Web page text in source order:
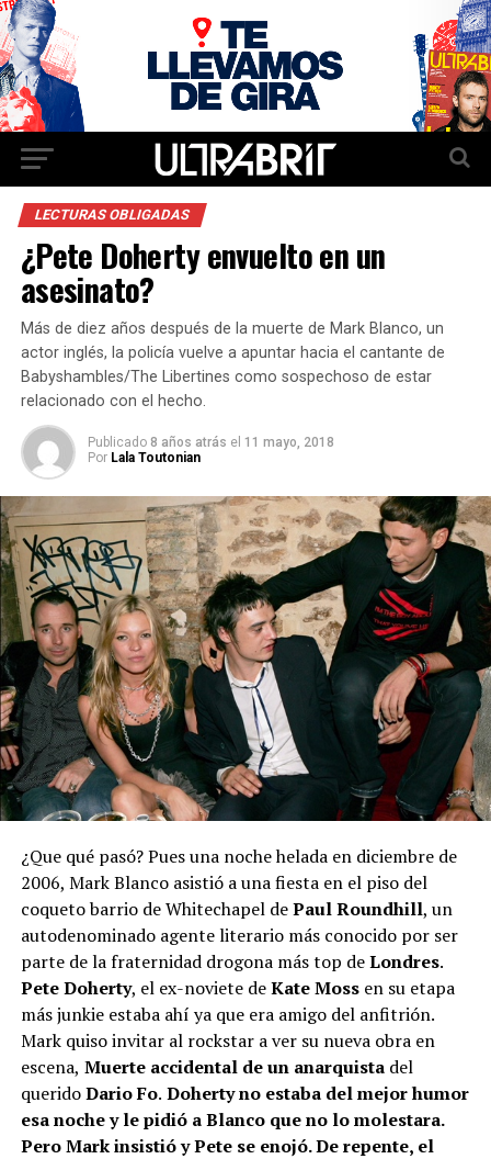
LECTURAS OBLIGADAS
¿Pete Doherty envuelto en un
asesinato?
Más de diez años después de la muerte de Mark Blanco, un
actor inglés, la policía vuelve a apuntar hacia el cantante de
Babyshambles/The Libertines como sospechoso de estar
relacionado con el hecho.
Publicado 8 años atrás el 11 mayo, 2018
Por Lala Toutonian
¿Que qué pasó? Pues una noche helada en diciembre de
2006, Mark Blanco asistió a una fiesta en el piso del
coqueto barrio de Whitechapel dePaul Roundhill, un
autodenominado agente literario más conocido por ser
parte de la fraternidad drogona más top deLondres.
Pete Doherty, el ex-noviete deKate Mossen su etapa
más junkie estaba ahí ya que era amigo del anfitrión.
Mark quiso invitar al rockstar a ver su nueva obra en
escena, Muerte accidental de un anarquistadel
queridoDario Fo. Doherty no estaba del mejor humor
esa noche y le pidió a Blanco que no lo molestara.
Pero Mark insistió y Pete se enojó. De repente, el